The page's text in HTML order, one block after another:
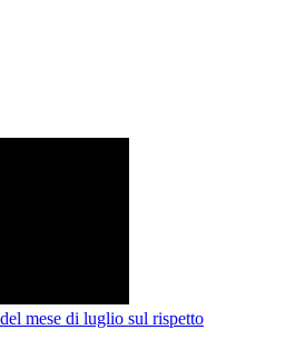
mese di luglio sul rispetto